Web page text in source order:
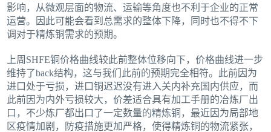
影响，从微观层面的物流、运输等角度也不利于企业的正常
运营。因此可能会看到总需求的整体下降，同时也不得不下
调对于精炼铜需求的预期。
上周SHFE铜价格曲线较此前整体位移向下，价格曲线进一步
维持了back结构，这与我们此前的预期完全相符。此前因为
进口处于亏损，进口铜迟迟没有进入关内补充国内供应，而
此前因为内外亏损较大，价差适合具有加工手册的冶炼厂出
口，不少炼厂都出口了一定数量的精炼铜，最近因为局部地
区疫情加剧，防疫措施更加严格，使得精炼铜的物流紧张，